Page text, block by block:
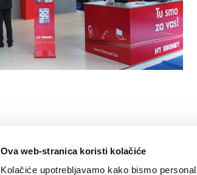
Ova web-stranica koristi kolačiće
Kolačiće upotrebljavamo kako bismo